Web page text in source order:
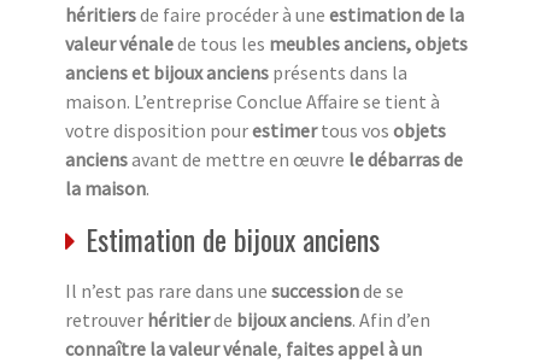
héritiersde faire procéder à une estimation de la
valeur vénalede tous les meubles anciens, objets
anciens et bijoux anciens présents dans la
maison. L’entreprise Conclue Affaire se tient à
votre disposition pourestimertous vos objets
anciensavant de mettre en œuvre le débarras de
la maison.
Estimation de bijoux anciens
Il n’est pas rare dans une successionde se
retrouver héritierde bijoux anciens. Afin d’en
connaître la valeur vénale, faites appel à un